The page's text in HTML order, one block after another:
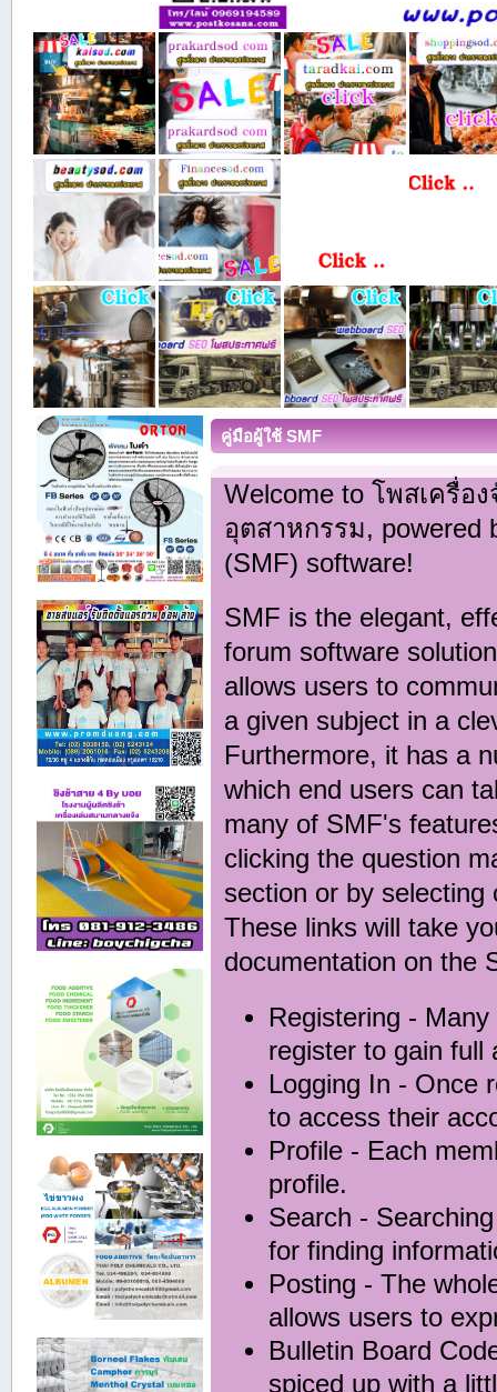
คู่มือผู้ใช้ SMF
Welcome to โพสเครื่อ
อุตสาหกรรม, powered
(SMF) software!
SMF is the elegant,
forum software
allows users to
a given subject in a
Furthermore, it has a
which end users can
many of SMF's
clicking the question
section or by
These links will take
documentation on the
Registering - Many
register to gain full
Logging In - Once
to access their
Profile - Each
profile.
Search -
for finding
Posting - The
allows users to
Bulletin Board
spiced up with a